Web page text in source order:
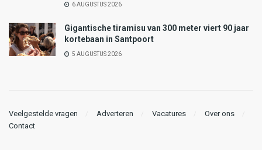
6 AUGUSTUS 2026
Gigantische tiramisu van 300 meter viert 90 jaar
kortebaan in Santpoort
5 AUGUSTUS 2026
Veelgestelde vragen Adverteren Vacatures
Over ons
Contact